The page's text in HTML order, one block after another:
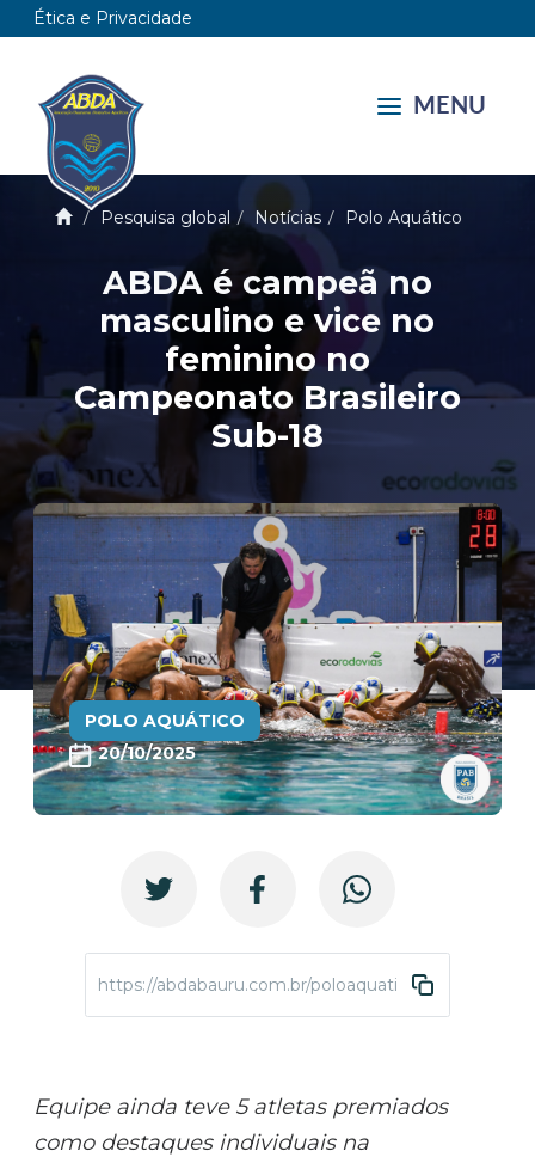
Ética e Privacidade
MENU
Pesquisa global Notícias Polo Aquático
ABDA é campeã no
masculino e vice no
feminino no
Campeonato Brasileiro
Sub-18
POLO AQUÁTICO
20/10/2025
https://abdabauru.com.br/poloaquatico-brasileiro-
Equipe ainda teve 5 atletas premiados
como destaques individuais na